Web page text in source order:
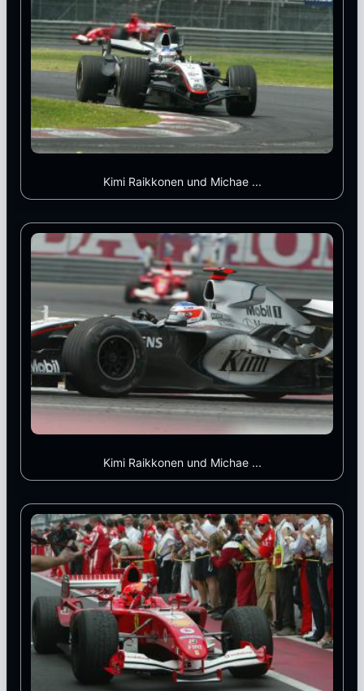
Kimi Raikkonen und Michae ...
Kimi Raikkonen und Michae ...